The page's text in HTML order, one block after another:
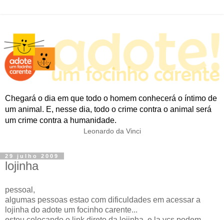
Chegará o dia em que todo o homem conhecerá o íntimo de
um animal. E, nesse dia, todo o crime contra o animal será
um crime contra a humanidade.
Leonardo da Vinci
29 julho 2009
lojinha
pessoal,
algumas pessoas estao com dificuldades em acessar a
lojinha do adote um focinho carente...